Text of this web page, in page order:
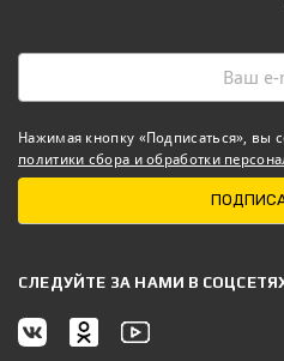
Нажимая кнопку «Подписаться», вы
политики сбора и обработки
CЛЕДУЙТЕ ЗА НАМИ В